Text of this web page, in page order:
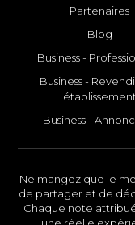
Partenaires
Blog
Business -
Business -
établissement
Business -
Ne mangez que le
de partager et de
Chaque note
une réelle